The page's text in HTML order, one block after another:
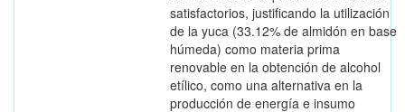
satisfactorios, justificando la utilización
de la yuca (33.12% de almidón en base
húmeda) como materia prima
renovable en la obtención de alcohol
etílico, como una alternativa en la
producción de energía e insumo